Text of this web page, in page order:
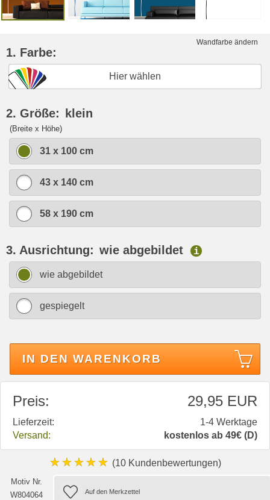
Wandfarbe ändern
1. Farbe:
Hier wählen
2. Größe: klein
(Breite x Höhe)
31 x 100 cm
43 x 140 cm
58 x 190 cm
3. Ausrichtung: wie abgebildet i
wie abgebildet
gespiegelt
IN DEN WARENKORB
Preis: 29,95 EUR
Lieferzeit:
1-4 Werktage
Versand:
kostenlos ab 49€ (D)
★★★★★ (10 Kundenbewertungen)
Motiv Nr.
W804064